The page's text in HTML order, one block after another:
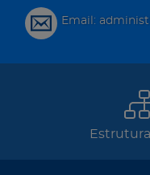
Email: